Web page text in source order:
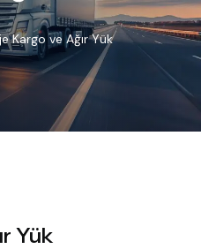
Kargo ve Ağır Yük
Yük